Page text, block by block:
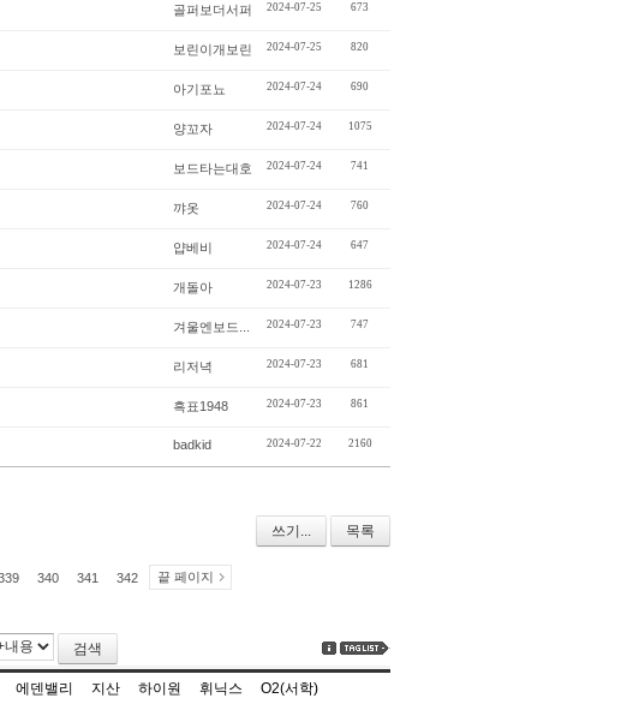
골퍼보더서퍼 2024-07-25 673
보린이개보린 2024-07-25 820
아기포뇨 2024-07-24 690
양꼬자 2024-07-24 1075
보드타는대호 2024-07-24 741
꺄옷 2024-07-24 760
얍베비 2024-07-24 647
개돌아 2024-07-23 1286
겨울엔보드... 2024-07-23 747
리저녁 2024-07-23 681
흑표1948 2024-07-23 861
badkid 2024-07-22 2160
쓰기... 목록
340 341 342 끝 페이지
검색
에덴밸리 지산 하이원 휘닉스 O2(서학)